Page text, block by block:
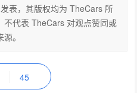
发表，其版权均为 TheCars 所
代表 TheCars 对观点赞同或
。
45